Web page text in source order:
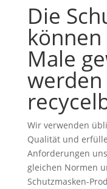
Die
Male
Wir verwenden
Qualität und
Anforderungen
gleichen Normen
Schutzmasken-